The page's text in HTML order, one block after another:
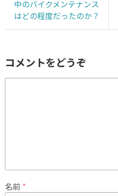
中のバイクメンテナンス
はどの程度だったのか？
コメントをどうぞ
名前 *